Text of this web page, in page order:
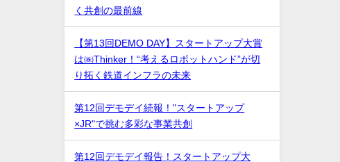
く共創の最前線
【第13回DEMO DAY】スタートアップ大賞
は㈱Thinker！“考えるロボットハンド”が切
り拓く鉄道インフラの未来
第12回デモデイ続報！"スタートアップ
×JR"で挑む多彩な事業共創
第12回デモデイ報告！スタートアップ大